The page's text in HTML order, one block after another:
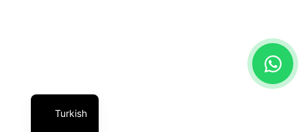
Turkish